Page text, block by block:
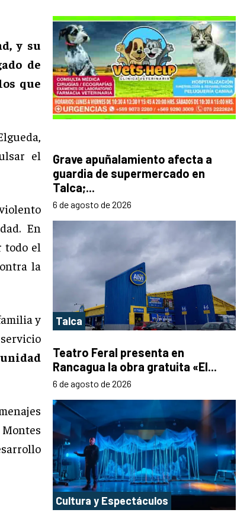
y su
de
que
el
En
todo el
la
y
Grave apuñalamiento afecta a
guardia de supermercado en
Talca;...
6 de agosto de 2026
Talca
Teatro Feral presenta en
Rancagua la obra gratuita «El...
6 de agosto de 2026
Cultura y Espectáculos